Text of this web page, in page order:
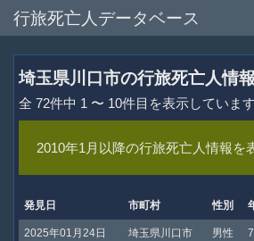
行旅死亡人データベース
埼玉県川口市の行旅死亡人情
全 72件中 1 〜 10件目を表示しています
2010年1月以降の行旅死亡人情報を
発見日 市町村 性別
2025年01月24日 埼玉県川口市 男性